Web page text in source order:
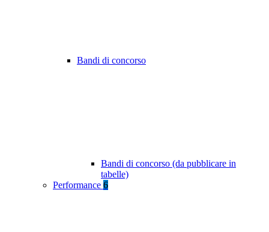
Bandi di concorso
Bandi di concorso (da pubblicare in
tabelle)
Performance 6